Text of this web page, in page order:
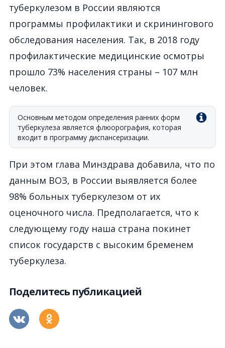
туберкулезом в России являются
программы профилактики и скринингового
обследования населения. Так, в 2018 году
профилактические медицинские осмотры
прошло 73% населения страны – 107 млн
человек.
Основным методом определения ранних форм
туберкулеза является флюорография, которая
входит в программу диспансеризации.
При этом глава Минздрава добавила, что по
данным ВОЗ, в России выявляется более
98% больных туберкулезом от их
оценочного числа. Предполагается, что к
следующему году наша страна покинет
список государств с высоким бременем
туберкулеза.
Поделитесь публикацией